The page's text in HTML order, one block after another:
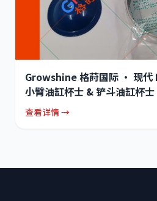
Growshine 格莳国际 · 现代
小臂油缸杯士 & 铲斗油缸杯士
查看详情 →